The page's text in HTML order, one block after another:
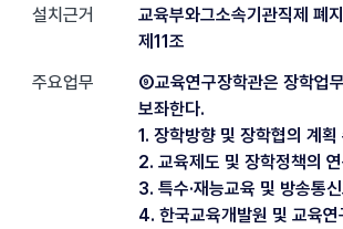
설치근거
교육부와그소속기관직제 폐
제11조
주요업무
⑨교육연구장학관은 장학업
보좌한다.
1. 장학방향 및 장학협의 계획
2. 교육제도 및 장학정책의
3. 특수·재능교육 및 방송통
4. 한국교육개발원 및 교육연